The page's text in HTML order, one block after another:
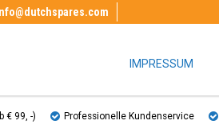
IMPRESSUM
€ 99, ​​-) Professionelle Kundenservice